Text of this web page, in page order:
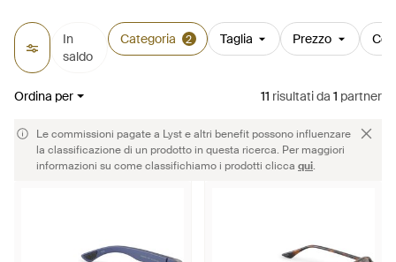
In
saldo
Categoria 2 Taglia Prezzo
Ordina per 11 risultatida 1 partner
Le commissioni pagate a Lyst e altri benefit possono influenzare
la classificazione di un prodotto in questa ricerca. Per maggiori
informazioni su come classifichiamo i prodotti clicca qui.